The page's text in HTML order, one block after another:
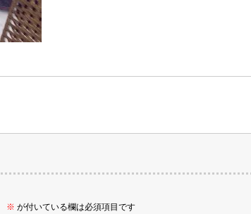
※ が付いている欄は必須項目です